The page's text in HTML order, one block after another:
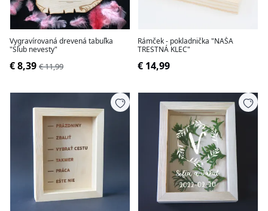
Vygravírovaná drevená tabuľka
"Sľub nevesty"
€ 8,39 € 11,99
Rámček - pokladnička "NAŠA
TRESTNÁ KLEC"
€ 14,99